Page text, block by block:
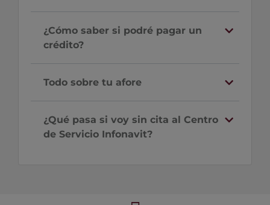
¿Cómo saber si podré pagar un
crédito?
Todo sobre tu afore
¿Qué pasa si voy sin cita al Centro
de Servicio Infonavit?